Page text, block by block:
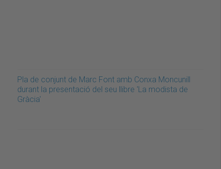
Pla de conjunt de Marc Font amb Conxa Moncunill
durant la presentació del seu llibre 'La modista de
Gràcia'